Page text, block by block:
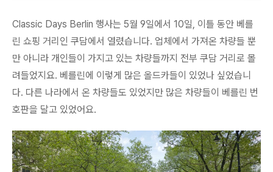
Classic Days Berlin 행사는 5월 9일에서 10일, 이틀 동안 베를
린 쇼핑 거리인 쿠담에서 열렸습니다. 업체에서 가져온 차량들 뿐
만 아니라 개인들이 가지고 있는 차량들까지 전부 쿠담 거리로 몰
려들었지요. 베를린에 이렇게 많은 올드카들이 있었나 싶었습니
다. 다른 나라에서 온 차량들도 있었지만 많은 차량들이 베를린 번
호판을 달고 있었어요.